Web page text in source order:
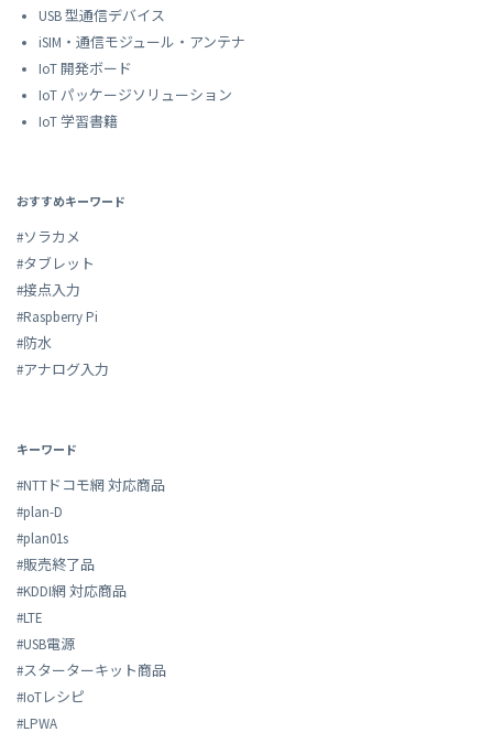
USB 型通信デバイス
iSIM・通信モジュール・アンテナ
IoT 開発ボード
IoT パッケージソリューション
IoT 学習書籍
おすすめキーワード
#ソラカメ
#タブレット
#接点入力
#Raspberry Pi
#防水
#アナログ入力
キーワード
#NTTドコモ網 対応商品
#plan-D
#plan01s
#販売終了品
#KDDI網 対応商品
#LTE
#USB電源
#スターターキット商品
#IoTレシピ
#LPWA